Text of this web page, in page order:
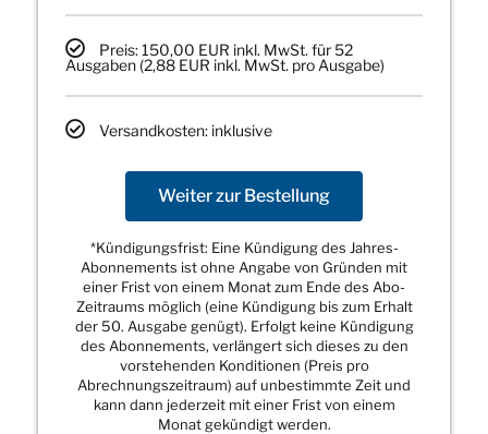
Preis: 150,00 EUR inkl. MwSt. für 52
Ausgaben (2,88 EUR inkl. MwSt. pro Ausgabe)
Versandkosten: inklusive
Weiter zur Bestellung
*Kündigungsfrist: Eine Kündigung des Jahres-
Abonnements ist ohne Angabe von Gründen mit
einer Frist von einem Monat zum Ende des Abo-
Zeitraums möglich (eine Kündigung bis zum Erhalt
der 50. Ausgabe genügt). Erfolgt keine Kündigung
des Abonnements, verlängert sich dieses zu den
vorstehenden Konditionen (Preis pro
Abrechnungszeitraum) auf unbestimmte Zeit und
kann dann jederzeit mit einer Frist von einem
Monat gekündigt werden.